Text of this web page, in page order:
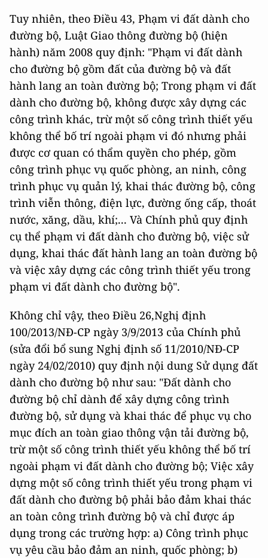
Tuy nhiên, theo Điều 43, Phạm vi đất dành cho
đường bộ, Luật Giao thông đường bộ (hiện
hành) năm 2008 quy định: "Phạm vi đất dành
cho đường bộ gồm đất của đường bộ và đất
hành lang an toàn đường bộ; Trong phạm vi đất
dành cho đường bộ, không được xây dựng các
công trình khác, trừ một số công trình thiết yếu
không thể bố trí ngoài phạm vi đó nhưng phải
được cơ quan có thẩm quyền cho phép, gồm
công trình phục vụ quốc phòng, an ninh, công
trình phục vụ quản lý, khai thác đường bộ, công
trình viễn thông, điện lực, đường ống cấp, thoát
nước, xăng, dầu, khí;... Và Chính phủ quy định
cụ thể phạm vi đất dành cho đường bộ, việc sử
dụng, khai thác đất hành lang an toàn đường bộ
và việc xây dựng các công trình thiết yếu trong
phạm vi đất dành cho đường bộ".
Không chỉ vậy, theo Điều 26,Nghị định
100/2013/NĐ-CP ngày 3/9/2013 của Chính phủ
(sửa đổi bổ sung Nghị định số 11/2010/NĐ-CP
ngày 24/02/2010) quy định nội dung Sử dụng đất
dành cho đường bộ như sau: "Đất dành cho
đường bộ chỉ dành để xây dựng công trình
đường bộ, sử dụng và khai thác để phục vụ cho
mục đích an toàn giao thông vận tải đường bộ,
trừ một số công trình thiết yếu không thể bố trí
ngoài phạm vi đất dành cho đường bộ; Việc xây
dựng một số công trình thiết yếu trong phạm vi
đất dành cho đường bộ phải bảo đảm khai thác
an toàn công trình đường bộ và chỉ được áp
dụng trong các trường hợp: a) Công trình phục
vụ yêu cầu bảo đảm an ninh, quốc phòng; b)